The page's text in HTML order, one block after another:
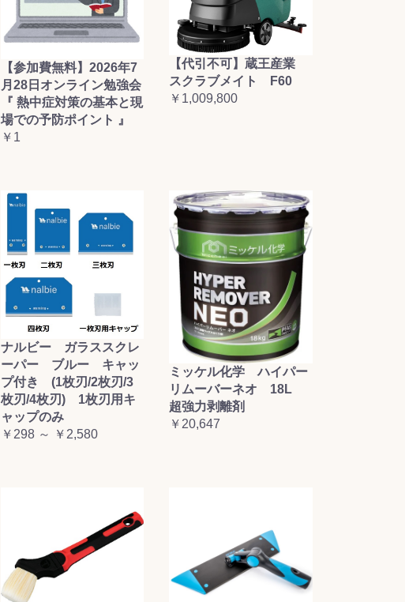
【参加費無料】2026年7
月28日オンライン勉強会
『 熱中症対策の基本と現
場での予防ポイント 』
￥1
【代引不可】蔵王産業
スクラブメイト F60
￥1,009,800
ナルビー ガラススクレ
ーパー ブルー キャッ
プ付き (1枚刃/2枚刃/3
枚刃/4枚刃) 1枚刃用キ
ャップのみ
￥298 ～ ￥2,580
ミッケル化学 ハイパー
リムーバーネオ 18L
超強力剥離剤
￥20,647